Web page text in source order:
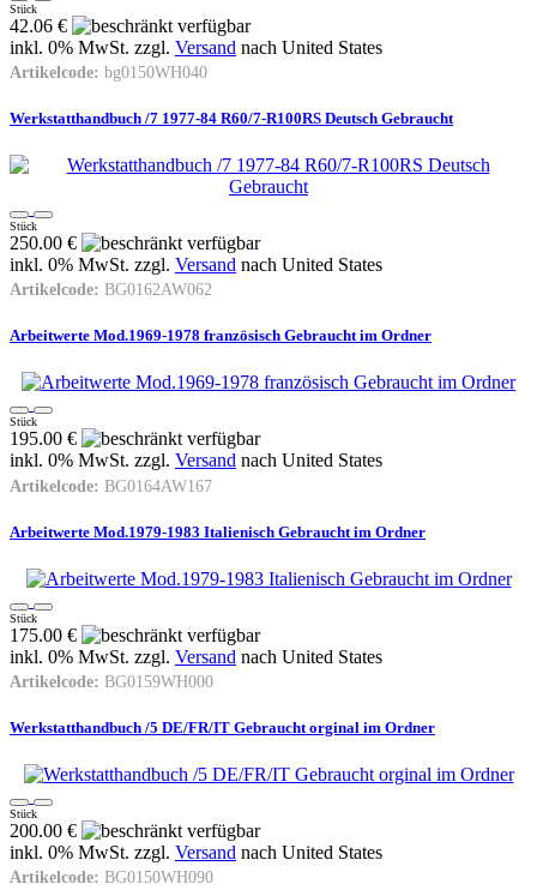
Stück
42.06 €
inkl. 0% MwSt. zzgl. Versand nach United States
Artikelcode: bg0150WH040
Werkstatthandbuch /7 1977-84 R60/7-R100RS Deutsch Gebraucht
Stück
250.00 €
inkl. 0% MwSt. zzgl. Versand nach United States
Artikelcode: BG0162AW062
Arbeitwerte Mod.1969-1978 französisch Gebraucht im Ordner
Stück
195.00 €
inkl. 0% MwSt. zzgl. Versand nach United States
Artikelcode: BG0164AW167
Arbeitwerte Mod.1979-1983 Italienisch Gebraucht im Ordner
Stück
175.00 €
inkl. 0% MwSt. zzgl. Versand nach United States
Artikelcode: BG0159WH000
Werkstatthandbuch /5 DE/FR/IT Gebraucht orginal im Ordner
Stück
200.00 €
inkl. 0% MwSt. zzgl. Versand nach United States
Artikelcode: BG0150WH090